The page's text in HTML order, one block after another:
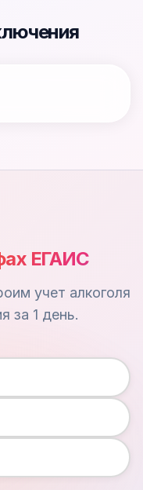
ЕГАИС
учет алкоголя
за 1 день.